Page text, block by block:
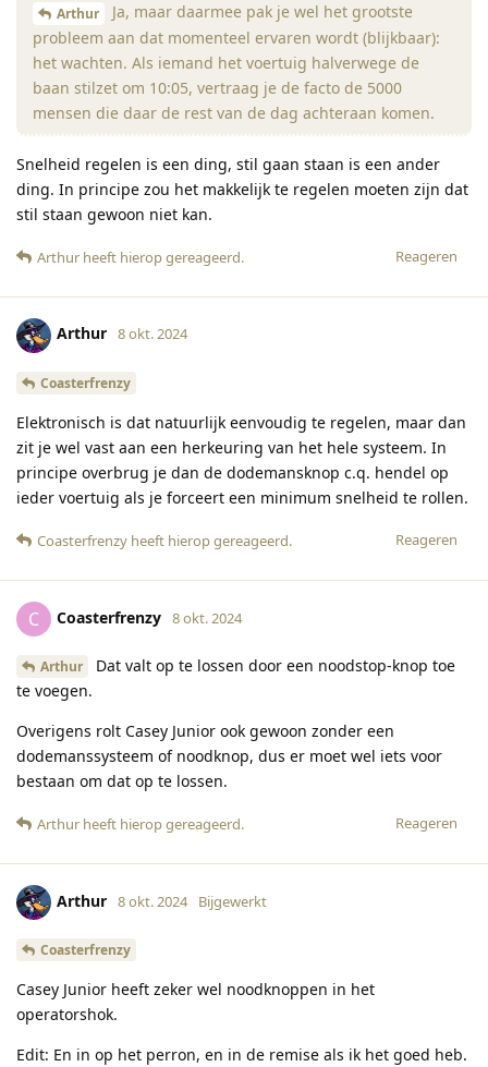
Arthur
Ja, maar daarmee pak je wel het grootste
probleem aan dat momenteel ervaren wordt (blijkbaar):
het wachten. Als iemand het voertuig halverwege de
baan stilzet om 10:05, vertraag je de facto de 5000
mensen die daar de rest van de dag achteraan komen.
Snelheid regelen is een ding, stil gaan staan is een ander
ding. In principe zou het makkelijk te regelen moeten zijn dat
stil staan gewoon niet kan.
Reageren
Arthur heeft hierop gereageerd.
Arthur 8 okt. 2024
Coasterfrenzy
Elektronisch is dat natuurlijk eenvoudig te regelen, maar dan
zit je wel vast aan een herkeuring van het hele systeem. In
principe overbrug je dan de dodemansknop c.q. hendel op
ieder voertuig als je forceert een minimum snelheid te rollen.
Reageren
Coasterfrenzy heeft hierop gereageerd.
C Coasterfrenzy 8 okt. 2024
Arthur
Dat valt op te lossen door een noodstop-knop toe
te voegen.
Overigens rolt Casey Junior ook gewoon zonder een
dodemanssysteem of noodknop, dus er moet wel iets voor
bestaan om dat op te lossen.
Reageren
Arthur heeft hierop gereageerd.
Arthur 8 okt. 2024 Bijgewerkt
Coasterfrenzy
Casey Junior heeft zeker wel noodknoppen in het
operatorshok.
Edit: En in op het perron, en in de remise als ik het goed heb.